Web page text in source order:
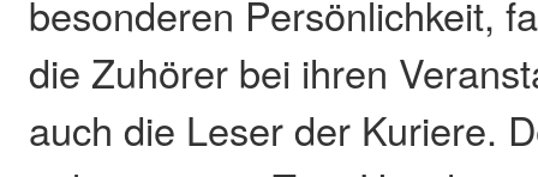
besonderen Persönlichkeit,
die Zuhörer bei ihren
auch die Leser der Kuriere.